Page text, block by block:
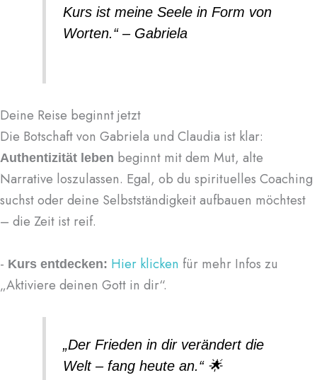
Kurs ist meine Seele in Form von
Worten.“ – Gabriela
Deine Reise beginnt jetzt
Die Botschaft von Gabriela und Claudia ist klar:
Authentizität leben beginnt mit dem Mut, alte
Narrative loszulassen. Egal, ob du spirituelles Coaching
suchst oder deine Selbstständigkeit aufbauen möchtest
– die Zeit ist reif.
- Kurs entdecken: Hier klicken für mehr Infos zu
„Aktiviere deinen Gott in dir“.
„Der Frieden in dir verändert die
Welt – fang heute an.“ 🌟